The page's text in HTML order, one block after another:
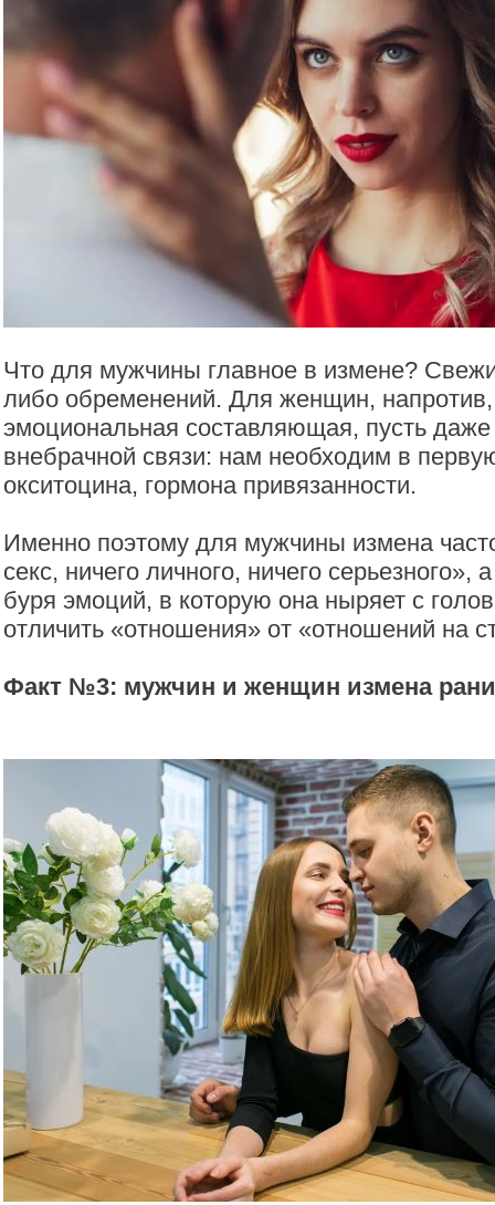
Что для мужчины главное в измене?
либо обременений. Для женщин, напротив,
эмоциональная составляющая, пусть даже
внебрачной связи: нам необходим в
окситоцина, гормона привязанности.
Именно поэтому для мужчины измена
секс, ничего личного, ничего
буря эмоций, в которую она ныряет с
отличить «отношения» от «отношений на
Факт №3: мужчин и женщин измена